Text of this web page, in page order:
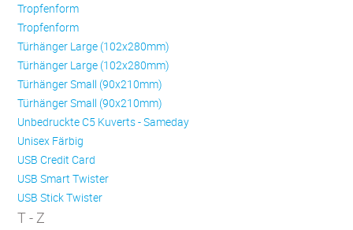
Trop­fen­form
Trop­fen­form
Türhänger Large (102x280mm)
Türhänger Large (102x280mm)
Türhänger Small (90x210mm)
Türhänger Small (90x210mm)
Unbedruckte C5 Kuverts - Sameday
Unisex Färbig
USB Credit Card
USB Smart Twister
USB Stick Twister
T - Z